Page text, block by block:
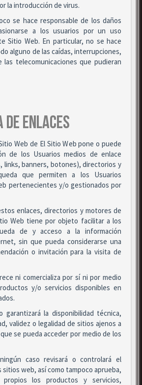
la introducción de virus.
se hace responsable de los daños
a los usuarios por un uso
Sitio Web. En particular, no se hace
alguno de las caídas, interrupciones,
telecomunicaciones que pudieran
DE ENLACES
Web de El Sitio Web pone o puede
de los Usuarios medios de enlace
links, banners, botones), directorios y
que permiten a los Usuarios
pertenecientes y/o gestionados por
enlaces, directorios y motores de
Web tiene por objeto facilitar a los
de y acceso a la información
sin que pueda considerarse una
o invitación para la visita de
ni comercializa por sí ni por medio
y/o servicios disponibles en
garantizará la disponibilidad técnica,
validez o legalidad de sitios ajenos a
se pueda acceder por medio de los
caso revisará o controlará el
web, así como tampoco aprueba,
propios los productos y servicios,